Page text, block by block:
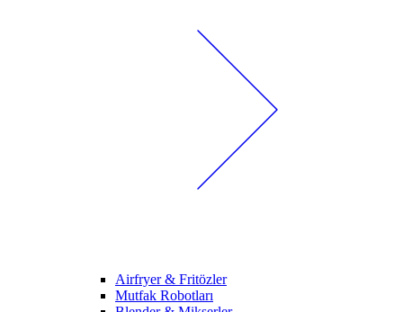
Airfryer & Fritözler
Mutfak Robotları